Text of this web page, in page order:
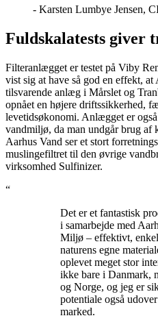
- Karsten Lumbye Jensen,
Fuldskalatests giver
Filteranlægget er testet på Viby
vist sig at have så god en effekt,
tilsvarende anlæg i Mårslet og
opnået en højere driftssikkerhed,
levetidsøkonomi. Anlægget er
vandmiljø, da man undgår brug af
Aarhus Vand ser et stort
muslingefiltret til den øvrige
virksomhed Sulfinizer.
“
Det er et fantastisk
i samarbejde med
Miljø – effektivt,
naturens egne
oplevet meget stor
ikke bare i Danmark,
og Norge, og jeg er
potentiale også
marked.